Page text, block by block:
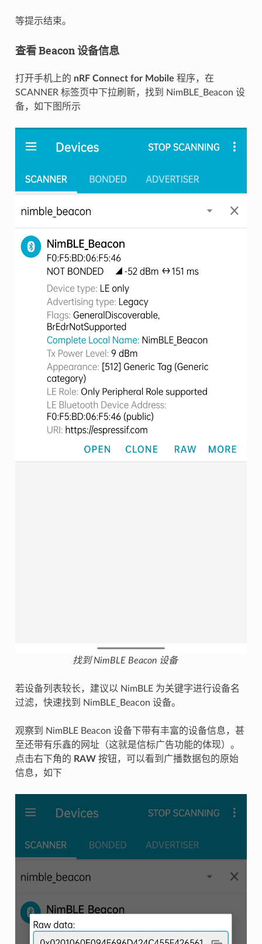
等提示结束。
查看 Beacon 设备信息
打开手机上的 nRF Connect for Mobile 程序，在
SCANNER 标签页中下拉刷新，找到 NimBLE_Beacon 设
备，如下图所示
找到 NimBLE Beacon 设备
若设备列表较长，建议以 NimBLE 为关键字进行设备名
过滤，快速找到 NimBLE_Beacon 设备。
观察到 NimBLE Beacon 设备下带有丰富的设备信息，甚
至还带有乐鑫的网址（这就是信标广告功能的体现）。
点击右下角的 RAW按钮，可以看到广播数据包的原始
信息，如下